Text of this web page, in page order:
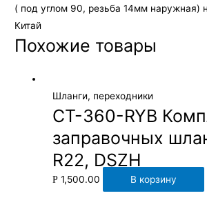
( под углом 90, резьба 14мм наружная)
Китай
Похожие товары
Шланги, переходники
CT-360-RYB
заправочных
R22, DSZH
Р1,500.00 В корзину